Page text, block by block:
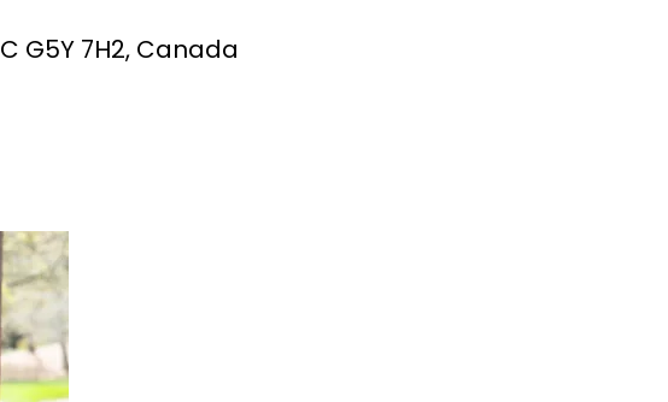
G5Y 7H2, Canada